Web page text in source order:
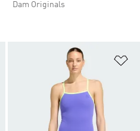
Dam Originals
Lägg till på önskelistan